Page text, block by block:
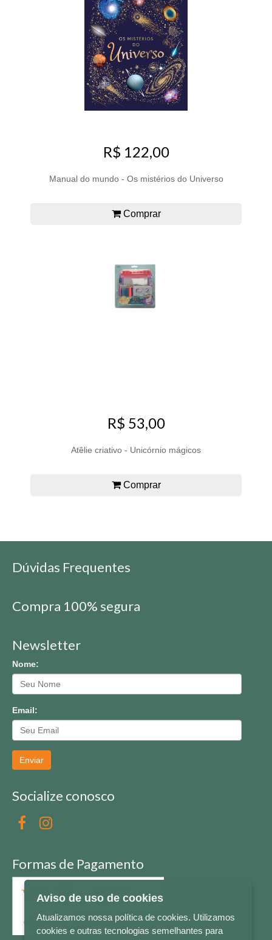
R$ 122,00
Manual do mundo - Os mistérios do Universo
Comprar
R$ 53,00
Atêlie criativo - Unicórnio mágicos
Comprar
Dúvidas Frequentes
Compra 100% segura
Newsletter
Nome:
Email:
Enviar
Socialize conosco
Formas de Pagamento
Aviso de uso de cookies
Atualizamos nossa política de cookies. Utilizamos
cookies e outras tecnologias semelhantes para